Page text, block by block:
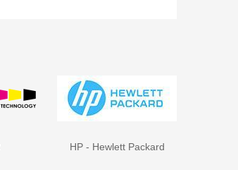
HP - Hewlett Packard